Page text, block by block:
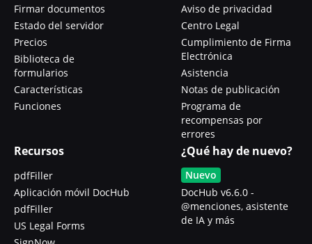
Firmar documentos
Estado del servidor
Precios
Biblioteca de
formularios
Características
Funciones
Aviso de privacidad
Centro Legal
Cumplimiento de Firma
Electrónica
Asistencia
Notas de publicación
Programa de
recompensas por
errores
Recursos
pdfFiller
Aplicación móvil DocHub
pdfFiller
US Legal Forms
¿Qué hay de nuevo?
Nuevo
DocHub v6.6.0 -
@menciones, asistente
de IA y más